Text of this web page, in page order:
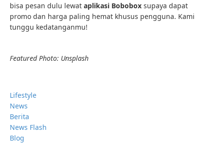
bisa pesan dulu lewat aplikasi Bobobox supaya dapat
promo dan harga paling hemat khusus pengguna. Kami
tunggu kedatanganmu!
Featured Photo: Unsplash
Lifestyle
News
Berita
News Flash
Blog